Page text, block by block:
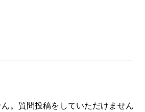
。質問投稿をしていただけません